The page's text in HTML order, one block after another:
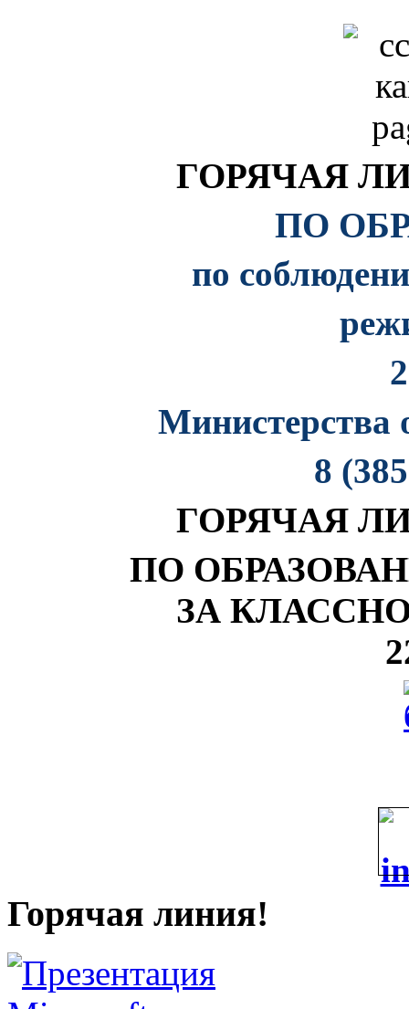
ГОРЯЧАЯ
ПО
по
Министерства
8
ГОРЯЧАЯ
ПО
ЗА
Горячая линия!